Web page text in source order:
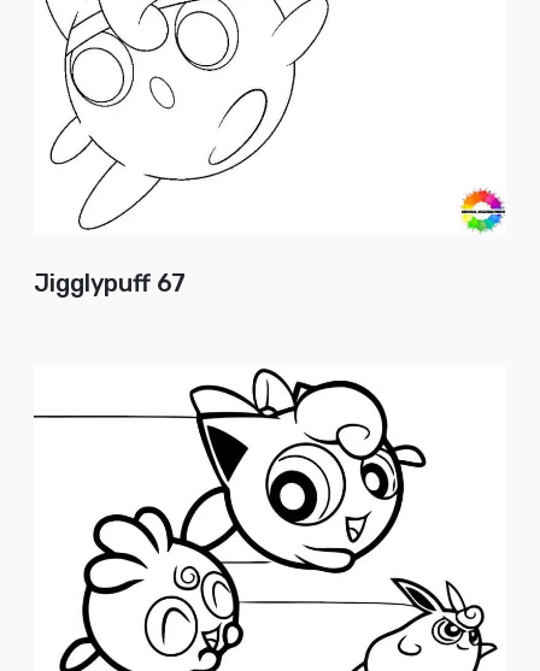
Jigglypuff 67